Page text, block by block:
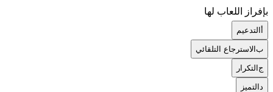
بإفراز اللعاب لها
التدعيم
بالاسترجاع التلقائي
جالتكرار
التميز